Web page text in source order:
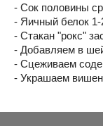
- Сок половины
- Яичный белок 1-
- Стакан "рокс"
- Добавляем в
- Сцеживаем
- Украшаем